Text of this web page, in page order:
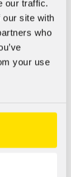
our traffic.
our site with
who
your use
kuin
hoidon
välittyä
ottaa